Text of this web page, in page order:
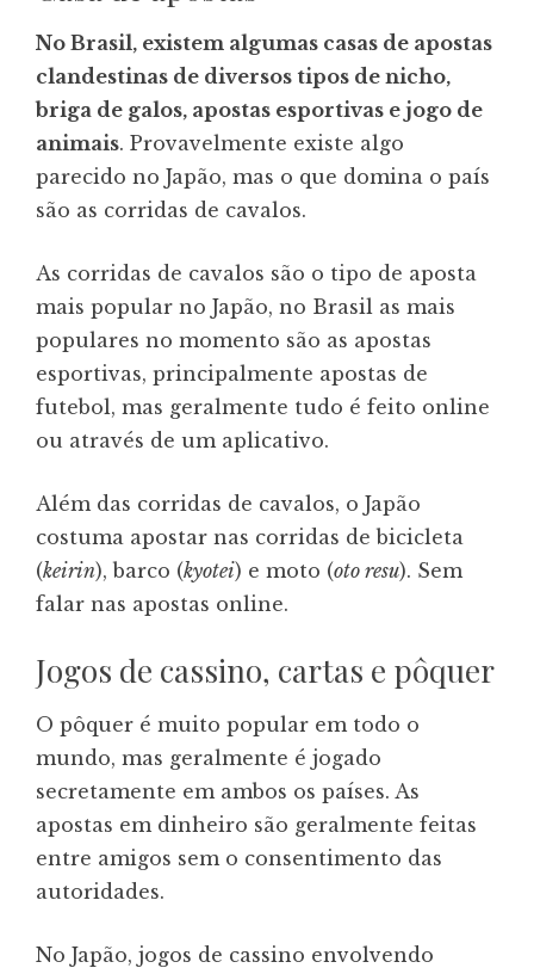
No Brasil, existem algumas casas de apostas
clandestinas de diversos tipos de nicho,
briga de galos, apostas esportivas e jogo de
animais. Provavelmente existe algo
parecido no Japão, mas o que domina o país
são as corridas de cavalos.
As corridas de cavalos são o tipo de aposta
mais popular no Japão, no Brasil as mais
populares no momento são as apostas
esportivas, principalmente apostas de
futebol, mas geralmente tudo é feito online
ou através de um aplicativo.
Além das corridas de cavalos, o Japão
costuma apostar nas corridas de bicicleta
(keirin), barco (kyotei) e moto (oto resu). Sem
falar nas apostas online.
Jogos de cassino, cartas e pôquer
O pôquer é muito popular em todo o
mundo, mas geralmente é jogado
secretamente em ambos os países. As
apostas em dinheiro são geralmente feitas
entre amigos sem o consentimento das
autoridades.
No Japão, jogos de cassino envolvendo